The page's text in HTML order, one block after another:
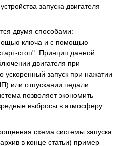
запуска двигателя
двумя способами:
ключа и с помощью
стоп". Принцип данной
двигателя при
ускоренный запуск при нажатии
или отпускании педали
позволяет экономить
выбросы в атмосферу
схема системы запуска
в конце статьи) пример